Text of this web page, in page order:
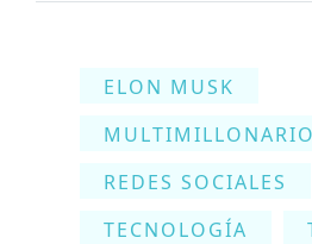
ELON MUSK
MULTIMILLONARIO
REDES SOCIALES
TECNOLOGÍA